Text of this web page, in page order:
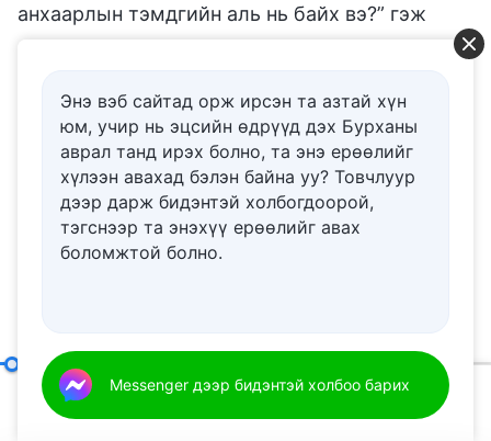
анхаарлын тэмдгийн аль нь байх вэ?” гэж
чадахгүй. Бага зэрэг туршлага хуримтлуулсны
дараа чи бүх зүйлийг тодорхой харж, “Бурхан
бол үнэхээр бүх зүйлийг Захирагч!!!” гэж
итгэлтэйгээр хэлж чадна. Үүний дараа гурван
анхаарлын тэмдэг тавигдах бөгөөд чи ямар ч
нар эдгээр байдлын алинд нь байна вэ? Та нар
одоогийн байдал, биеийн хэмжээгээ харахад
Энэ вэб сайтад орж ирсэн та азтай хүн
юм, учир нь эцсийн өдрүүд дэх Бурханы
аврал танд ирэх болно, та энэ ерѳѳлийг
хүлээн авахад бэлэн байна уу? Товчлуур
дээр дарж бидэнтэй холбогдоорой,
тэгснээр та энэхүү ерѳѳлийг авах
боломжтой болно.
Messenger дээр бидэнтэй холбоо барих
Бурханд итгэх итгэл дэлхий ертөнцийн ёрын муу чиг хандлагыг нэвт харснаар эхлэх ёстой